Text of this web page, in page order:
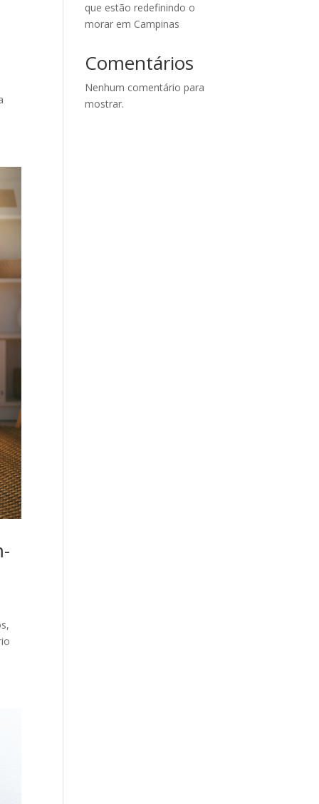
que estão redefinindo o
morar em Campinas
Comentários
Nenhum comentário para
mostrar.